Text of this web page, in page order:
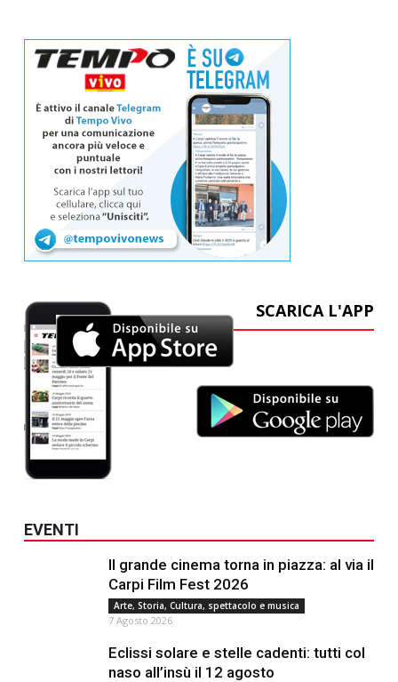
SCARICA L'APP
EVENTI
Il grande cinema torna in piazza: al via il
Carpi Film Fest 2026
Arte, Storia, Cultura, spettacolo e musica
7 Agosto 2026
Eclissi solare e stelle cadenti: tutti col
naso all’insù il 12 agosto